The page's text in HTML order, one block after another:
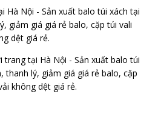
Hà Nội - Sản xuất balo túi xách tại
giảm giá giá rẻ balo, cặp túi vali
dệt giá rẻ.
tại Hà Nội - Sản xuất balo túi
thanh lý, giảm giá giá rẻ balo, cặp
không dệt giá rẻ.